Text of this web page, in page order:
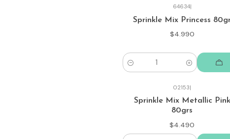
64634|
Sprinkle Mix Princess
$4.990
Cantidad
02153|
Sprinkle Mix Metallic Pink
80grs
$4.490